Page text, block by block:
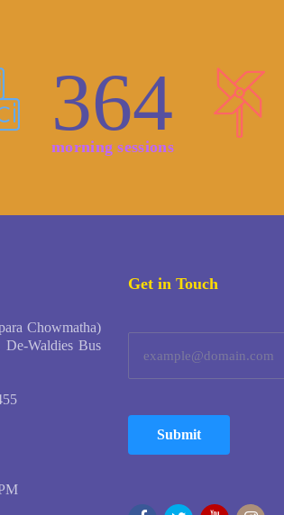
364
morning sessions
Chowmatha)
Waldies Bus
Get in Touch
Submit